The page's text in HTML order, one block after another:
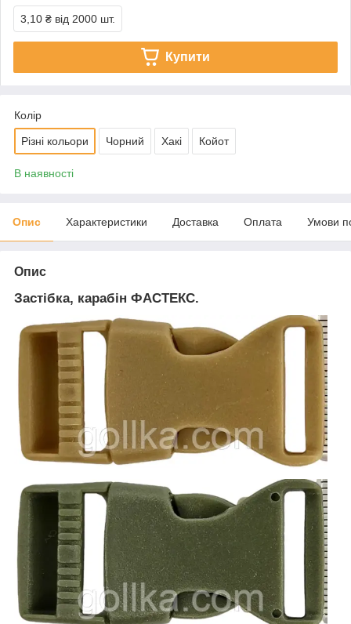
3,10 ₴ від 2000 шт.
Купити
Колір
Різні кольори Чорний Хакі Койот
В наявності
Опис Характеристики Доставка Оплата Умови
Опис
Застібка, карабін ФАСТЕКС.